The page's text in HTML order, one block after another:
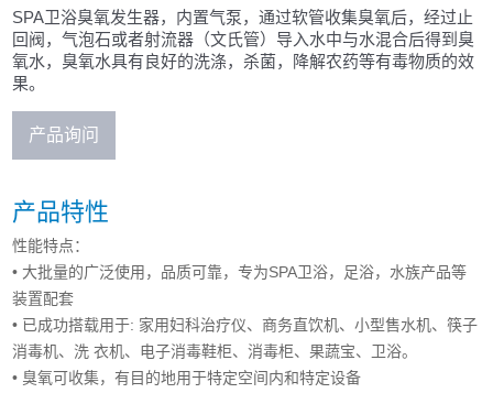
SPA卫浴臭氧发生器，内置气泵，通过软管收集臭氧后，经过止
回阀，气泡石或者射流器（文氏管）导入水中与水混合后得到臭
氧水，臭氧水具有良好的洗涤，杀菌，降解农药等有毒物质的效
果。
产品询问
产品特性
性能特点：
• 大批量的广泛使用，品质可靠，专为SPA卫浴，足浴，水族产品等
装置配套
• 已成功搭载用于: 家用妇科治疗仪、商务直饮机、小型售水机、筷子
消毒机、洗 衣机、电子消毒鞋柜、消毒柜、果蔬宝、卫浴。
• 臭氧可收集，有目的地用于特定空间内和特定设备